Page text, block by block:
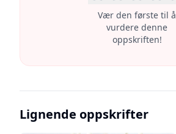
Vær den første til å
vurdere denne
oppskriften!
Lignende oppskrifter